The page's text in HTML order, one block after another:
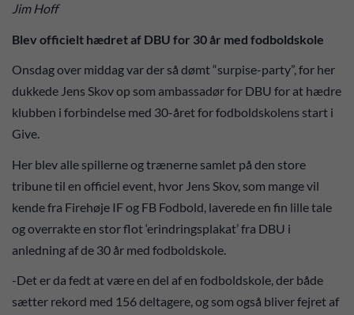
Jim Hoff
Blev officielt hædret af DBU for 30 år med fodboldskole
Onsdag over middag var der så dømt “surpise-party”, for her
dukkede Jens Skov op som ambassadør for DBU for at hædre
klubben i forbindelse med 30-året for fodboldskolens start i
Give.
Her blev alle spillerne og trænerne samlet på den store
tribune til en officiel event, hvor Jens Skov, som mange vil
kende fra Firehøje IF og FB Fodbold, laverede en fin lille tale
og overrakte en stor flot ‘erindringsplakat’ fra DBU i
anledning af de 30 år med fodboldskole.
-Det er da fedt at være en del af en fodboldskole, der både
sætter rekord med 156 deltagere, og som også bliver fejret af